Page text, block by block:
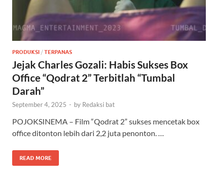
PRODUKSI / TERPANAS
Jejak Charles Gozali: Habis Sukses Box
Office “Qodrat 2” Terbitlah “Tumbal
Darah”
September 4, 2025 - by Redaksi bat
POJOKSINEMA – Film “Qodrat 2” sukses mencetak box
office ditonton lebih dari 2,2 juta penonton. …
READ MORE